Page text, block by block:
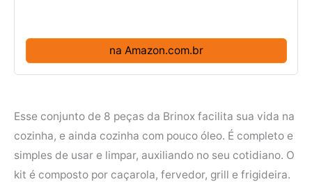
na Amazon.com.br
Esse conjunto de 8 peças da Brinox facilita sua vida na
cozinha, e ainda cozinha com pouco óleo. É completo e
simples de usar e limpar, auxiliando no seu cotidiano. O
kit é composto por caçarola, fervedor, grill e frigideira.